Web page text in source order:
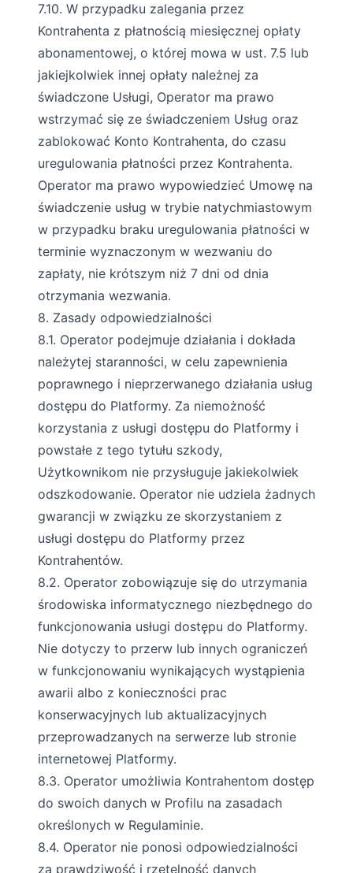
7.10. W przypadku zalegania przez
Kontrahenta z płatnością miesięcznej opłaty
abonamentowej, o której mowa w ust. 7.5 lub
jakiejkolwiek innej opłaty należnej za
świadczone Usługi, Operator ma prawo
wstrzymać się ze świadczeniem Usług oraz
zablokować Konto Kontrahenta, do czasu
uregulowania płatności przez Kontrahenta.
Operator ma prawo wypowiedzieć Umowę na
świadczenie usług w trybie natychmiastowym
w przypadku braku uregulowania płatności w
terminie wyznaczonym w wezwaniu do
zapłaty, nie krótszym niż 7 dni od dnia
otrzymania wezwania.
8. Zasady odpowiedzialności
8.1. Operator podejmuje działania i dokłada
należytej staranności, w celu zapewnienia
poprawnego i nieprzerwanego działania usług
dostępu do Platformy. Za niemożność
korzystania z usługi dostępu do Platformy i
powstałe z tego tytułu szkody,
Użytkownikom nie przysługuje jakiekolwiek
odszkodowanie. Operator nie udziela żadnych
gwarancji w związku ze skorzystaniem z
usługi dostępu do Platformy przez
Kontrahentów.
8.2. Operator zobowiązuje się do utrzymania
środowiska informatycznego niezbędnego do
funkcjonowania usługi dostępu do Platformy.
Nie dotyczy to przerw lub innych ograniczeń
w funkcjonowaniu wynikających wystąpienia
awarii albo z konieczności prac
konserwacyjnych lub aktualizacyjnych
przeprowadzanych na serwerze lub stronie
internetowej Platformy.
8.3. Operator umożliwia Kontrahentom dostęp
do swoich danych w Profilu na zasadach
określonych w Regulaminie.
8.4. Operator nie ponosi odpowiedzialności
za prawdziwość i rzetelność danych